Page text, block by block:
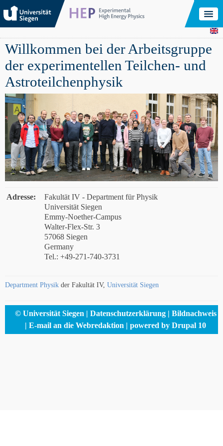
Skip
to
main
Willkommen bei der Arbeitsgruppe
der experimentellen Teilchen- und
Astroteilchenphysik
Adresse:
Fakultät IV - Department für Physik
Universität Siegen
Emmy-Noether-Campus
Walter-Flex-Str. 3
57068 Siegen
Germany
Tel.: +49-271-740-3731
Department Physik der Fakultät IV, Universität Siegen
Footer
menu
© Universität Siegen Datenschutzerklärung
Bildnachweis
E-mail an die Webredaktion
powered by Drupal 10